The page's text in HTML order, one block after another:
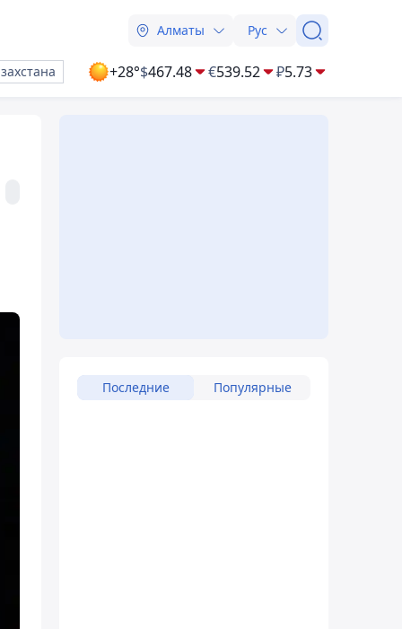
Алматы Рус
+28°$467.48 €539.52 ₽5.73
Последние Популярные